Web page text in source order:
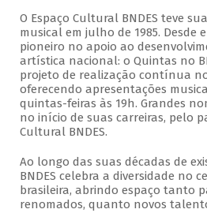
O Espaço Cultural BNDES teve
musical em julho de 1985. Desde
pioneiro no apoio ao
artística nacional: o Quintas no
projeto de realização contínua
oferecendo apresentações
quintas-feiras às 19h. Grandes
no início de suas carreiras, pelo
Cultural BNDES.
Ao longo das suas décadas de
BNDES celebra a diversidade no
brasileira, abrindo espaço tanto
renomados, quanto novos